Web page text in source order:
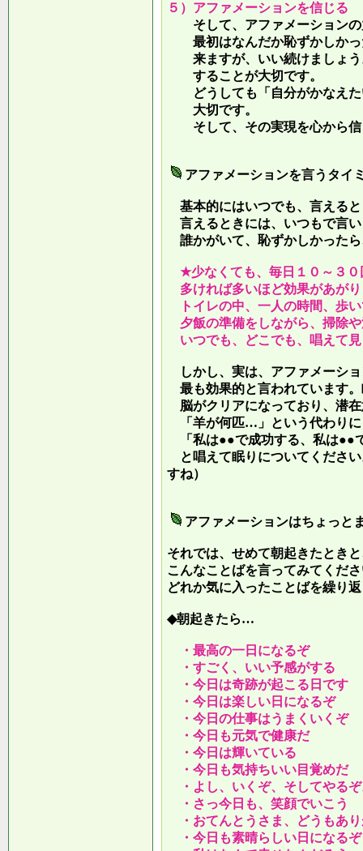
５）アファメーションを信じる
そして、アファメーションの
最初はなんだか恥ずかしかっ
来ますが、いい続けましょう
することが大切です。
どうしても「自分がかなえた
大切です。
そして、その実現を心から信
アファメーションを言うタイ
基本的にはいつでも、言える
言えるときには、いつもで言
誰かがいて、恥ずかしかった
★少なくても、毎日１０～３０
多ければ多いほど効果があが
トイレの中、一人の時間、歩
夕飯の準備をしながら、掃除
いつでも、どこでも、唱えて
しかし、実は、アファメーシ
最も効果的と言われています
脳がクリアになっており、潜
「羊が何匹…」という代わりに
「私は●●で成功する、私は●●
と唱えて眠りについてくださ
すね）
アファメーションはちょっと
それでは、せめて朝起きたとき
こんなことばを言ってみてくだ
どれか気に入ったことばを繰り
◆朝起きたら…
・最高の一日になるぞ
・すごく、いい予感がする
・今日は奇跡が起こる日です
・今日は楽しい日になるぞ
・今日の仕事はうまくいくぞ
・今日も元気で健康だ
・今日は輝いている
・今日も気持ちいい目覚めだ
・よし、いくぞ、そしてやる
・さっ今日も、笑顔でいこう
・おてんとうさま、どうもあ
・今日も素晴らしい日になるぞ